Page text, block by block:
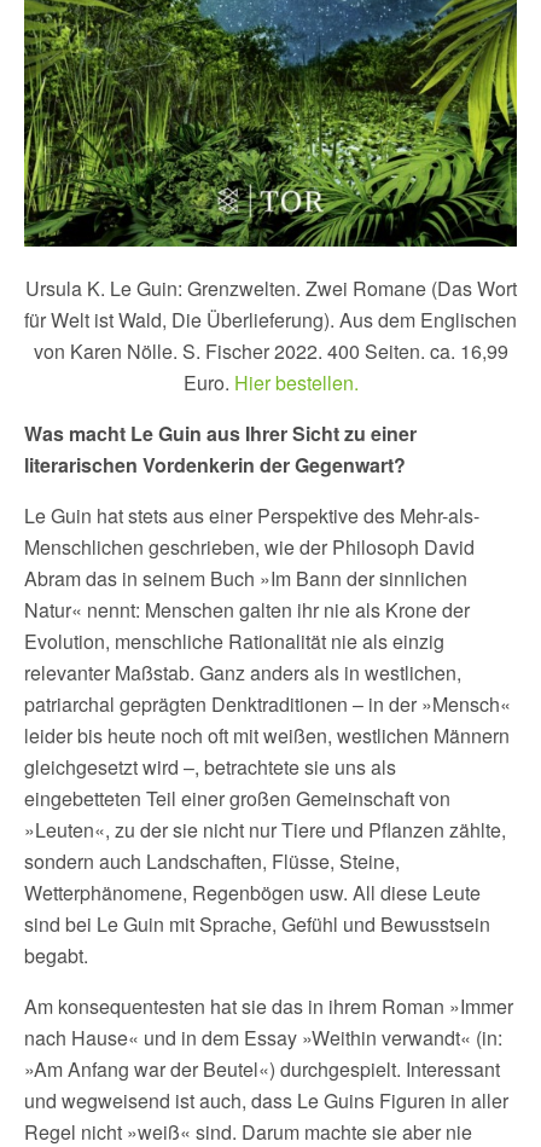
Ursula K. Le Guin: Grenzwelten. Zwei Romane (Das Wort
für Welt ist Wald, Die Überlieferung). Aus dem Englischen
von Karen Nölle. S. Fischer 2022. 400 Seiten. ca. 16,99
Euro. Hier bestellen.
Was macht Le Guin aus Ihrer Sicht zu einer
literarischen Vordenkerin der Gegenwart?
Le Guin hat stets aus einer Perspektive des Mehr-als-
Menschlichen geschrieben, wie der Philosoph David
Abram das in seinem Buch »Im Bann der sinnlichen
Natur« nennt: Menschen galten ihr nie als Krone der
Evolution, menschliche Rationalität nie als einzig
relevanter Maßstab. Ganz anders als in westlichen,
patriarchal geprägten Denktraditionen – in der »Mensch«
leider bis heute noch oft mit weißen, westlichen Männern
gleichgesetzt wird –, betrachtete sie uns als
eingebetteten Teil einer großen Gemeinschaft von
»Leuten«, zu der sie nicht nur Tiere und Pflanzen zählte,
sondern auch Landschaften, Flüsse, Steine,
Wetterphänomene, Regenbögen usw. All diese Leute
sind bei Le Guin mit Sprache, Gefühl und Bewusstsein
begabt.
Am konsequentesten hat sie das in ihrem Roman »Immer
nach Hause« und in dem Essay »Weithin verwandt« (in:
»Am Anfang war der Beutel«) durchgespielt. Interessant
und wegweisend ist auch, dass Le Guins Figuren in aller
Regel nicht »weiß« sind. Darum machte sie aber nie